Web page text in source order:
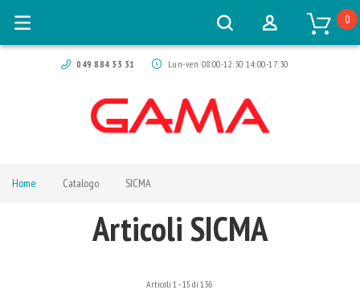
049 884 33 31 Lun-ven 08:00-12:30 14:00-17:30
0
Home Catalogo SICMA
Articoli SICMA
Articoli 1 -15 di 136